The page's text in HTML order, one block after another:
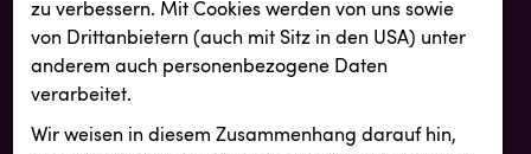
zu verbessern. Mit Cookies werden von uns sowie
von Drittanbietern (auch mit Sitz in den USA) unter
anderem auch personenbezogene Daten
verarbeitet.
Wir weisen in diesem Zusammenhang darauf hin,